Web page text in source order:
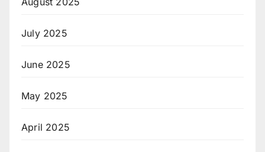
July 2025
June 2025
May 2025
April 2025